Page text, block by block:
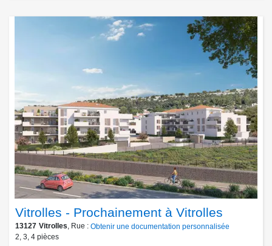
Vitrolles - Prochainement à Vitrolles
13127 Vitrolles, Rue : Obtenir une documentation personnalisée
2, 3, 4 pièces